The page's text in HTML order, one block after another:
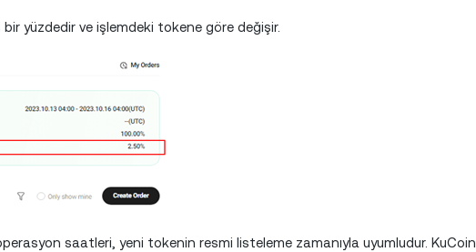
yüzdedir ve işlemdeki tokene göre değişir.
saatleri, yeni tokenin resmi listeleme zamanıyla uyumludur. KuCoin